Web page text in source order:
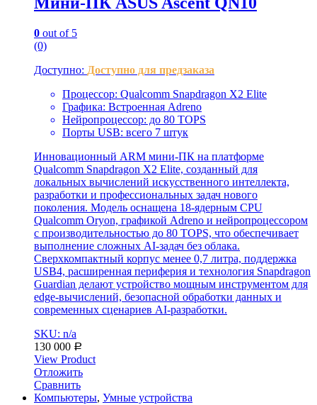
0 out of 5
(0)
Доступно: Доступно для предзаказа
Процессор: Qualcomm Snapdragon X2 Elite
Графика: Встроенная Adreno
Нейропроцессор: до 80 TOPS
Порты USB: всего 7 штук
Инновационный ARM мини-ПК на платформе
Qualcomm Snapdragon X2 Elite, созданный для
локальных вычислений искусственного интеллекта,
разработки и профессиональных задач нового
поколения. Модель оснащена 18-ядерным CPU
Qualcomm Oryon, графикой Adreno и нейропроцессором
с производительностью до 80 TOPS, что обеспечивает
выполнение сложных AI-задач без облака.
Сверхкомпактный корпус менее 0,7 литра, поддержка
USB4, расширенная периферия и технология Snapdragon
Guardian делают устройство мощным инструментом для
edge-вычислений, безопасной обработки данных и
современных сценариев AI-разработки.
SKU: n/a
130 000 Р
View Product
Отложить
Сравнить
Компьютеры, Умные устройства